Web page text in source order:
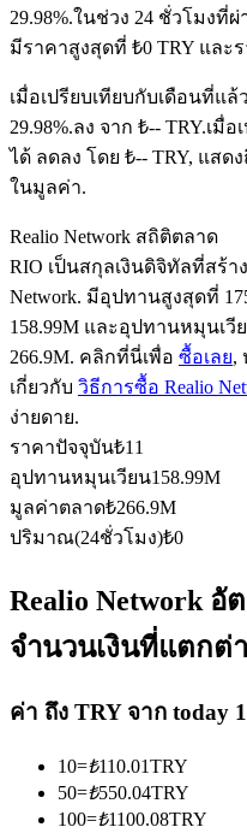
ฟิวเจอร์ส USDC
ฟิวเจอร์สที่ใช้ USDC
คัดลอกการซื้อขาย
เข้าร่วมกับเทรดเดอร์
ลอกการซื้อขาย
29.98%.ในช่วง 24 ชั่วโมงที่ผ่
มีราคาสูงสุดที่ ₺0 TRY และ
เมื่อเปรียบเทียบกับเดือนที่แล้
29.98%.ลง จาก ₺-- TRY.เมื่อ
ได้ ลดลง โดย ₺-- TRY, แสด
ในมูลค่า.
Realio Network สถิติตลาด
RIO เป็นสกุลเงินดิจิทัลที่สร้
Network. มีอุปทานสูงสุดที่
158.99M และอุปทานหมุนเ
266.9M. คลิกที่นี่เพื่อ ซื้อเลย,
เกี่ยวกับ วิธีการซื้อ Realio
ง่ายดาย.
ราคาปัจจุบัน₺11
อุปทานหมุนเวียน158.99M
มูลค่าตลาด₺266.9M
ปริมาณ(24ชั่วโมง)₺0
Realio Network อั
จำนวนเงินที่แตกต่
ค่า ถึง TRY จาก today
10=₺110.01TRY
50=₺550.04TRY
100=₺1100.08TRY